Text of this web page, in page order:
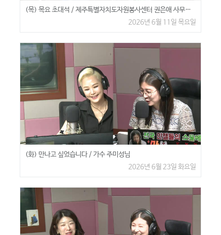
(목) 목요 초대석 / 제주특별자치도자원봉사센터 권은애 사무처장
2026년 6월 11일 목요일
(화) 만나고 싶었습니다 / 가수 주미성님
2026년 6월 23일 화요일